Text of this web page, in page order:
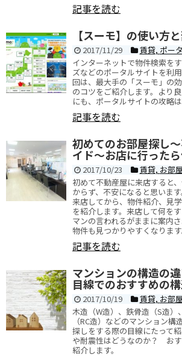
記事を読む
【スーモ】の使い方
2017/11/29 賃貸, ポー
インターネットで物件検索を
ズなどのポータルサイトを利
回は、最大手の「スーモ」の
のコツをご紹介します。より
にも、ポータルサイトの攻略は
記事を読む
初めてのお部屋探し
イド～お店に行った
2017/10/23 賃貸, お部
初めて不動産屋に来店すると
からず、不安になると思いま
来店してから、物件紹介、見
を紹介します。来店して何を
マンの言われるがままに案内
物件も見つかりやすくなります
記事を読む
マンションの構造の
目線でのおすすめの
2017/10/19 賃貸, お部
木造（W造）、鉄骨造（S造）
（RC造）などのマンション
探しをする際の目線にたって
や耐震性はどうなのか？ お
紹介します。